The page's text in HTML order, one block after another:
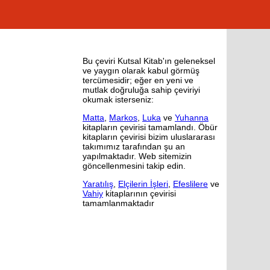
Bu çeviri Kutsal Kitab'ın geleneksel
ve yaygın olarak kabul görmüş
tercümesidir; eğer en yeni ve
mutlak doğruluğa sahip çeviriyi
okumak isterseniz:
Matta
Markos Luka ve Yuhanna
kitapların çevirisi tamamlandı. Öbür
kitapların çevirisi bizim uluslararası
takımımız tarafından şu an
yapılmaktadır. Web sitemizin
göncellenmesini takip edin.
Yaratılış Elçilerin İşleri Efeslilere ve
Vahiy kitaplarının çevirisi
tamamlanmaktadır